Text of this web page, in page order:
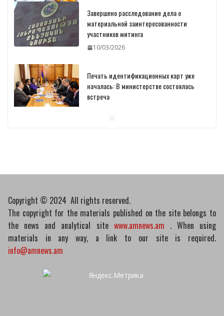
Завершено расследование дела о
материальной заинтересованности
участников митинга
10/03/2026
Печать идентификационных карт уже
началась: В министерстве состоялась
встреча
Copyright © 2024 All rights reserved.
The copyright for the materials published on the site belongs to
the news and analytical site www.amnews.am . When using
materials in any way, a link to our site is required.
info@amnews.am